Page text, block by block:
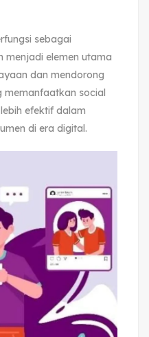
sebagai
menjadi elemen utama
dan mendorong
memanfaatkan social
efektif dalam
di era digital.